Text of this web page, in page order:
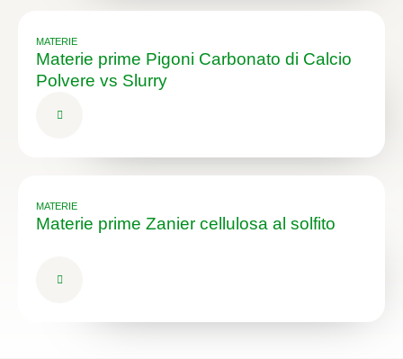
MATERIE
Materie prime Pigoni Carbonato di Calcio
Polvere vs Slurry
MATERIE
Materie prime Zanier cellulosa al solfito